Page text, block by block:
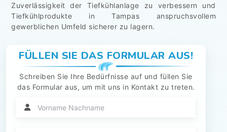
Zuverlässigkeit der Tiefkühlanlage zu verbessern und
Tiefkühlprodukte in Tampas anspruchsvollem
gewerblichen Umfeld sicherer zu lagern.
FÜLLEN SIE DAS FORMULAR AUS!
Schreiben Sie Ihre Bedürfnisse auf und füllen Sie
das Formular aus, um mit uns in Kontakt zu treten.